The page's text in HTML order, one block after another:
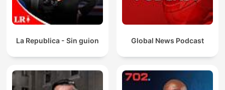
La Republica - Sin guion Global News Podcast